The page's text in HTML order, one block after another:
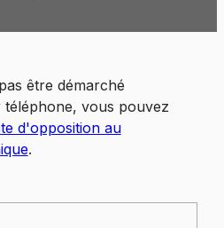
être démarché
vous pouvez
d'opposition au
.